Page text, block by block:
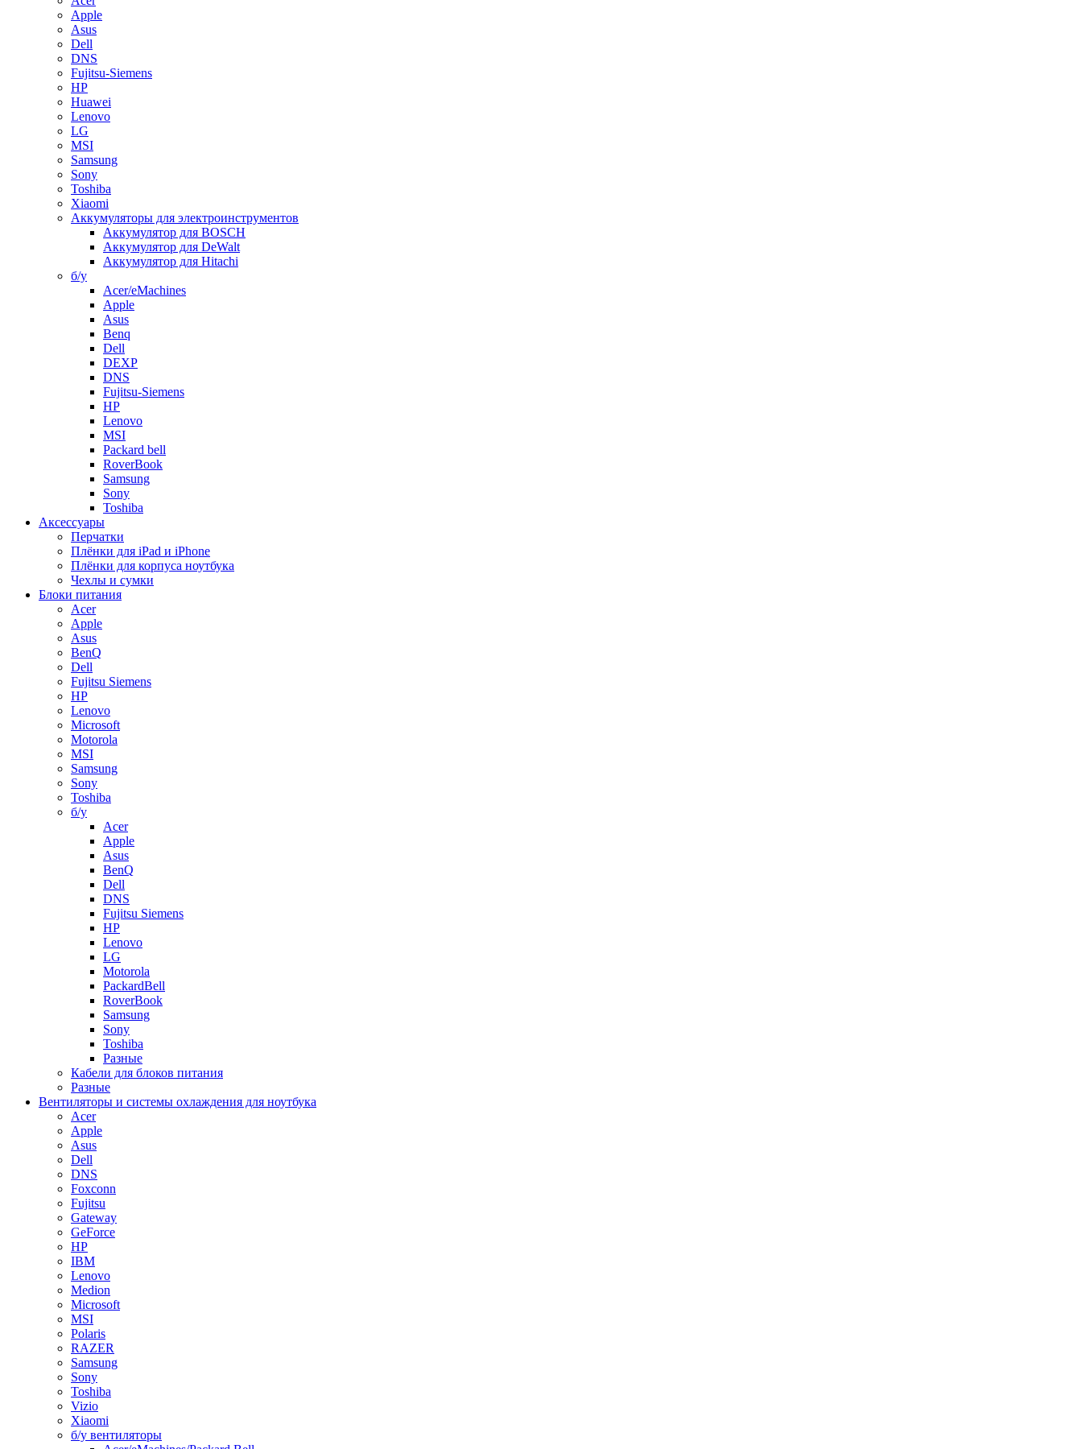
Apple
Asus
Dell
DNS
Fujitsu-Siemens
HP
Huawei
Lenovo
LG
MSI
Samsung
Sony
Toshiba
Xiaomi
Аккумуляторы для электроинструментов
Аккумулятор для BOSCH
Аккумулятор для DeWalt
Аккумулятор для Hitachi
б/у
Acer/eMachines
Apple
Asus
Benq
Dell
DEXP
DNS
Fujitsu-Siemens
HP
Lenovo
MSI
Packard bell
RoverBook
Samsung
Sony
Toshiba
Аксессуары
Перчатки
Плёнки для iPad и iPhone
Плёнки для корпуса ноутбука
Чехлы и сумки
Блоки питания
Acer
Apple
Asus
BenQ
Dell
Fujitsu Siemens
HP
Lenovo
Microsoft
Motorola
MSI
Samsung
Sony
Toshiba
б/у
Acer
Apple
Asus
BenQ
Dell
DNS
Fujitsu Siemens
HP
Lenovo
LG
Motorola
PackardBell
RoverBook
Samsung
Sony
Toshiba
Разные
Кабели для блоков питания
Разные
Вентиляторы и системы охлаждения для ноутбука
Acer
Apple
Asus
Dell
DNS
Foxconn
Fujitsu
Gateway
GeForce
HP
IBM
Lenovo
Medion
Microsoft
MSI
Polaris
RAZER
Samsung
Sony
Toshiba
Vizio
Xiaomi
б/у вентиляторы